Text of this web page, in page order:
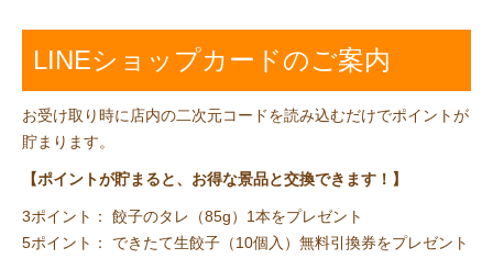
LINEショップカードのご案内
お受け取り時に店内の二次元コードを読み込むだけでポイントが
貯まります。
【ポイントが貯まると、お得な景品と交換できます！】
3ポイント： 餃子のタレ（85g）1本をプレゼント
5ポイント： できたて生餃子（10個入）無料引換券をプレゼント